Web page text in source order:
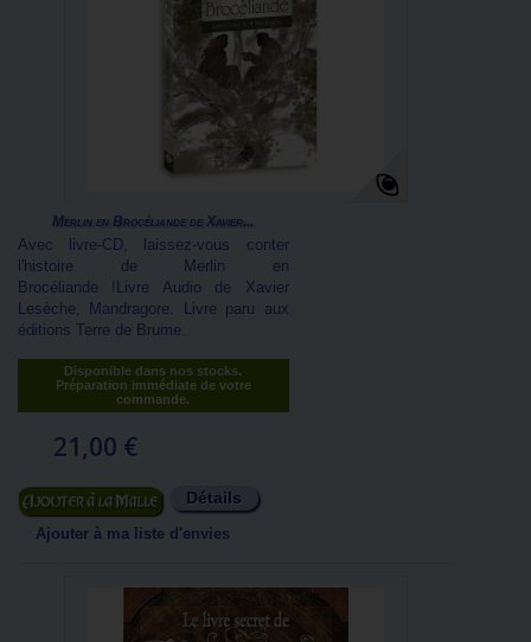
Merlin en Brocéliande de Xavier...
Avec livre-CD, laissez-vous conter
l'histoire de Merlin en
Brocéliande !Livre Audio de Xavier
Lesèche, Mandragore. Livre paru aux
éditions Terre de Brume.
Disponible dans nos stocks.
Préparation immédiate de votre
commande.
21,00 €
Ajouter au panier Détails
Ajouter à ma liste d'envies